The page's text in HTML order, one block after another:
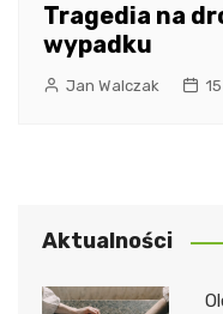
Tragedia na
wypadku
Jan Walczak
Aktualności